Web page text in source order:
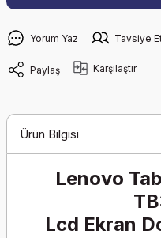
Yorum Yaz Tavsiye
Paylaş Karşılaştır
Ürün Bilgisi
Lenovo
Lcd Ekran